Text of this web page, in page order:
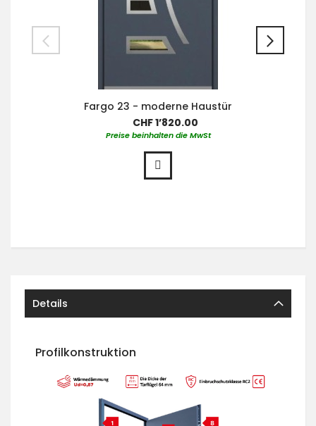
Fargo 23 - moderne Haustür
CHF 1’820.00
Preise beinhalten die MwSt
Details